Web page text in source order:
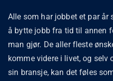
Alle som har jobbet et par
å bytte jobb fra tid til annen
man gjør. De aller fleste
komme videre i livet, og
sin bransje, kan det føles